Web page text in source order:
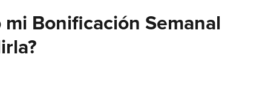
Bonificación Semanal